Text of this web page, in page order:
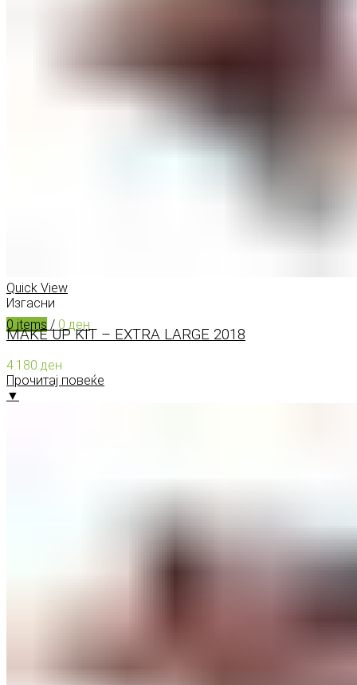
WIMPERNWELLE
СОВЕТИ ЗА ДЕПИЛАЦИЈА
СОВЕТИ ЗА НЕГА НА КОЖА
0 items / 0 ден
Quick View
Изгасни
MAKE UP KIT – EXTRA LARGE 2018
4.180 ден
Прочитај повеќе
▼